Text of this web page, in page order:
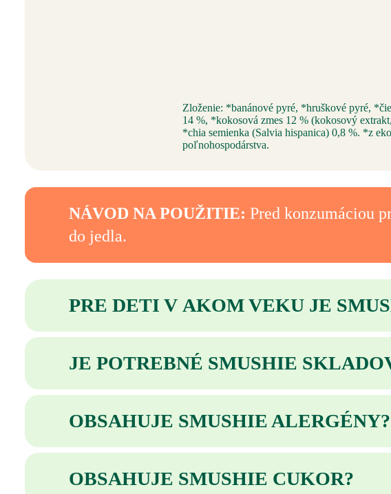
Zloženie: *banánové pyré, *hruškové pyré,
14 %, *kokosová zmes 12 % (kokosový
*chia semienka (Salvia hispanica) 0,8 %. *z
poľnohospodárstva.
NÁVOD NA POUŽITIE: Pred konzumáciou
do jedla.
PRE DETI V AKOM VEKU JE
Smushie je vhodné pre deti od 2 rokov.
JE POTREBNÉ SMUSHIE
Pred otvorením je možné skladovať aj pri izbovej
OBSAHUJE SMUSHIE ALERGÉNY?
Niektoré príchute obsahujú alergény, preto pred
OBSAHUJE SMUSHIE CUKOR?